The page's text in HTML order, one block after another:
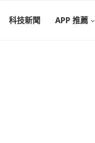
科技新聞 APP 推薦